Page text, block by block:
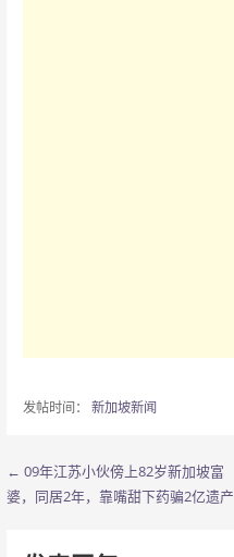
发帖时间： 新加坡新闻
文
← 09年江苏小伙傍上82岁新加坡富
婆，同居2年，靠嘴甜下药骗2亿遗产